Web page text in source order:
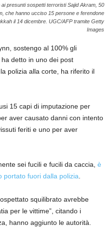
presunti sospetti terroristi Sajid Akram, 50
che hanno ucciso 15 persone e ferendone
il 14 dicembre. UGC/AFP tramite Getty
Images
sostengo al 100% gli
detto in uno dei post
polizia alla corte, ha riferito il
15 capi di imputazione per
aver causato danni con intento
feriti e uno per aver
sei fucili e fucili da caccia, è
portato fuori dalla polizia
squilibrato avrebbe
per le vittime”, citando i
hanno aggiunto le autorità.